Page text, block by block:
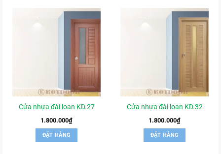
Cửa nhựa đài loan KD.27
1.800.000₫
ĐẶT HÀNG
Cửa nhựa đài loan KD.32
1.800.000₫
ĐẶT HÀNG